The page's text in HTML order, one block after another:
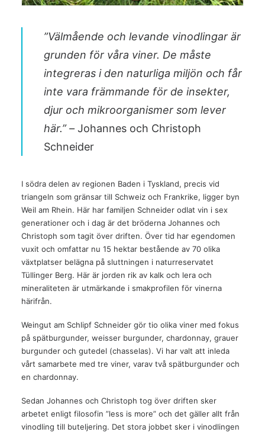
”Välmående och levande vinodlingar är
grunden för våra viner. De måste
integreras i den naturliga miljön och får
inte vara främmande för de insekter,
djur och mikroorganismer som lever
här.” – Johannes och Christoph
Schneider
I södra delen av regionen Baden i Tyskland, precis vid
triangeln som gränsar till Schweiz och Frankrike, ligger byn
Weil am Rhein. Här har familjen Schneider odlat vin i sex
generationer och i dag är det bröderna Johannes och
Christoph som tagit över driften. Över tid har egendomen
vuxit och omfattar nu 15 hektar bestående av 70 olika
växtplatser belägna på sluttningen i naturreservatet
Tüllinger Berg. Här är jorden rik av kalk och lera och
mineraliteten är utmärkande i smakprofilen för vinerna
härifrån.
Weingut am Schlipf Schneider gör tio olika viner med fokus
på spätburgunder, weisser burgunder, chardonnay, grauer
burgunder och gutedel (chasselas). Vi har valt att inleda
vårt samarbete med tre viner, varav två spätburgunder och
en chardonnay.
Sedan Johannes och Christoph tog över driften sker
arbetet enligt filosofin ”less is more” och det gäller allt från
vinodling till buteljering. Det stora jobbet sker i vinodlingen